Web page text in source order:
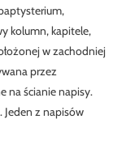
kolumn, kapitele,
w zachodniej
przez
na ścianie napisy.
Jeden z napisów